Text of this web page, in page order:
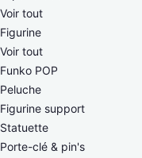
Voir tout
Figurine
Voir tout
Funko POP
Peluche
Figurine support
Statuette
Porte-clé & pin's